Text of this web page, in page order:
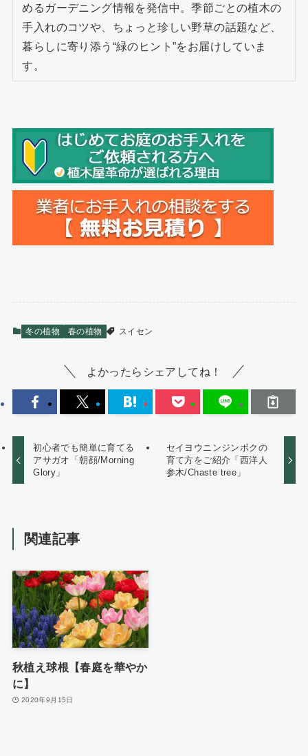
めるガーデニング情報を発信中。季節ごとの植木の
手入れのコツや、ちょっと珍しい野草の話題など、
暮らしに寄り添う“緑のヒント”をお届けしていま
す。
冬の植物 春の植物 スイセン
よかったらシェアしてね！
初心者でも簡単に育てる
アサガオ「朝顔/Morning
Glory」
セイヨウニンジンボクの
育て方をご紹介「西洋人
参木/Chaste tree」
関連記事
秋植え球根【春庭を華やか
に】
2020年9月15日